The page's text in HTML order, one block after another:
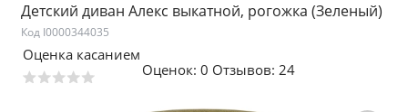
Детский диван Алекс выкатной, рогожка (Зеленый)
Код I0000344035
Оценка касанием
Оценок: 0 Отзывов: 24